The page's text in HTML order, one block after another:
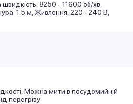
8250 - 11600 об/хв,
1.5 м, Живлення: 220 - 240 В,
Можна мити в посудомийній
перегріву